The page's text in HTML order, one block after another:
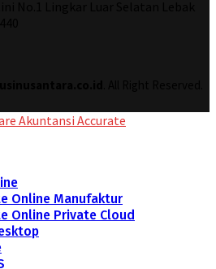
Online Manufaktur
Online Private Cloud